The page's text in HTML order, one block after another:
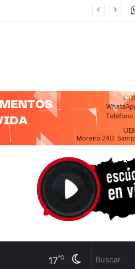
Cambiar
17℃